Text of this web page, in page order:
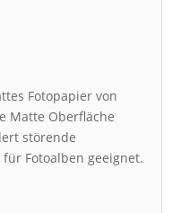
Fotopapier von
Matte Oberfläche
störende
Fotoalben geeignet.